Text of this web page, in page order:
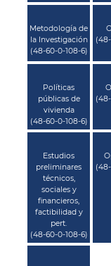
Metodología de
la Investigación
(48-60-0-108-6)
Políticas
públicas de
vivienda
(48-60-0-108-6)
Estudios
preliminares
técnicos,
sociales y
financieros,
factibilidad y
pert.
(48-60-0-108-6)